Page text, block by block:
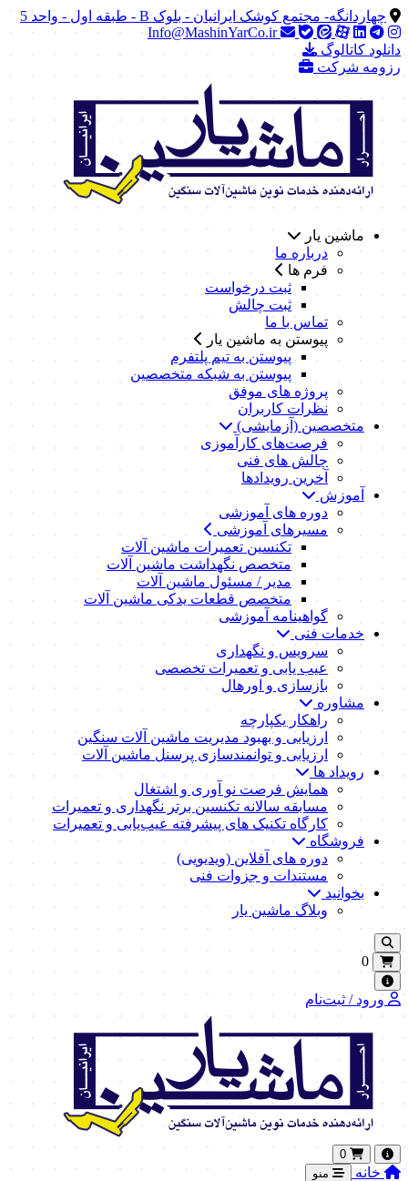
چهاردانگه- مجتمع کوشک ایرانیان - بلوک B - طبقه اول - واحد 5
Info@MashinYarCo.ir
دانلود کاتالوگ
رزومه شرکت
ماشین یار
درباره ما
فرم ها
ثبت درخواست
ثبت چالش
تماس با ما
پیوستن به ماشین یار
پیوستن به تیم پلتفرم
پیوستن به شبکه متخصصین
پروژه های موفق
نظرات کاربران
متخصصین (آزمایشی)
فرصت‌های کارآموزی
چالش های فنی
آخرین رویدادها
آموزش
دوره های آموزشی
مسیرهای آموزشی
تکنسین تعمیرات ماشین آلات
متخصص نگهداشت ماشین آلات
مدیر / مسئول ماشین آلات
متخصص قطعات یدکی ماشین آلات
گواهینامه آموزشی
خدمات فنی
سرویس و نگهداری
عیب یابی و تعمیرات تخصصی
بازسازی و اورهال
مشاوره
راهکار یکپارچه
ارزیابی و بهبود مدیریت ماشین آلات سنگین
ارزیابی و توانمندسازی پرسنل ماشین آلات
رویداد ها
همایش فرصت نو آوری و اشتغال
مسابقه سالانه تکنسین برتر نگهداری و تعمیرات
کارگاه تکنیک‌ های پیشرفته عیب‌یابی و تعمیرات
فروشگاه
دوره های آفلاین (ویدیویی)
مستندات و جزوات فنی
بخوانید
وبلاگ ماشین یار
0
ورود / ثبت‌نام
0
خانه منو